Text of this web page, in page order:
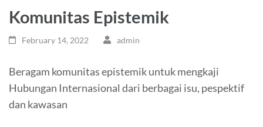
Komunitas Epistemik
February 14, 2022 admin
Beragam komunitas epistemik untuk mengkaji
Hubungan Internasional dari berbagai isu, pespektif
dan kawasan